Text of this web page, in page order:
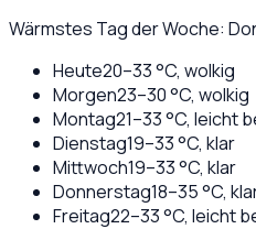
Wärmstes Tag der Woche:
Heute20–33°C, wolkig
Morgen23–30°C, wolkig
Montag21–33°C, leicht
Dienstag19–33°C, klar
Mittwoch19–33°C, klar
Donnerstag18–35°C,
Freitag22–33°C, leicht